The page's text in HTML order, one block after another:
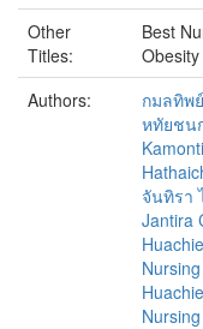
Other
Titles:
Best
Authors:
กมลทิพ
หทัยชน
จันทิรา
Jantira
Nursing
Nursing